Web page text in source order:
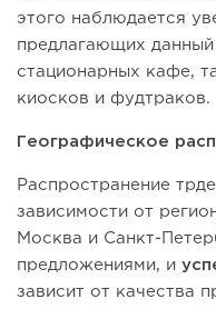
этого наблюдается
предлагающих
стационарных кафе,
киосков и фудтраков.
Географическое
Распространение
зависимости от
Москва и Санкт-
предложениями, и
зависит от качества